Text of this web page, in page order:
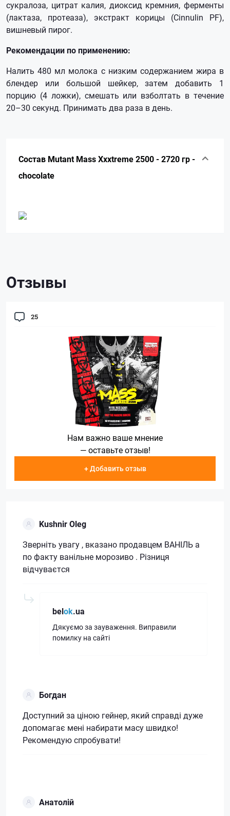
сукралоза, цитрат калия, диоксид кремния, ферменты
(лактаза, протеаза), экстракт корицы (Cinnulin PF),
вишневый пирог.
Рекомендации по применению:
Налить 480 мл молока с низким содержанием жира в
блендер или большой шейкер, затем добавить 1
порцию (4 ложки), смешать или взболтать в течение
20–30 секунд. Принимать два раза в день.
Состав Mutant Mass Xxxtreme 2500 - 2720 гр -
сhocolate
Отзывы
25
Нам важно ваше мнение
— оставьте отзыв!
+ Добавить отзыв
Kushnir Oleg
Зверніть увагу , вказано продавцем ВАНІЛЬ а
по факту ванільне морозиво . Різниця
відчуваєтся
belok.ua
Дякуємо за зауваження. Виправили
помилку на сайті
Богдан
Доступний за ціною гейнер, який справді дуже
допомагає мені набирати масу швидко!
Рекомендую спробувати!
Анатолій